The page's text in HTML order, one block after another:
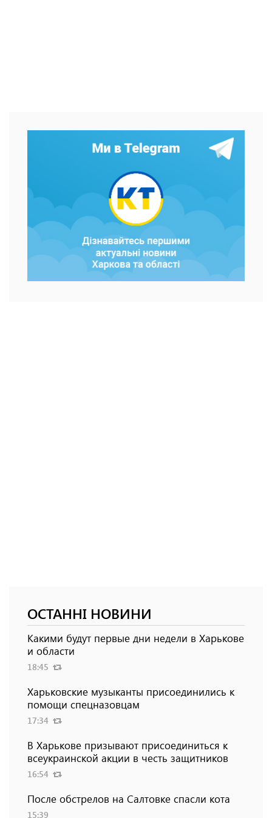
ОСТАННІ НОВИНИ
Какими будут первые дни недели в Харькове
и области
18:45
Харьковские музыканты присоединились к
помощи спецназовцам
17:34
В Харькове призывают присоединиться к
всеукраинской акции в честь защитников
16:54
После обстрелов на Салтовке спасли кота
15:39